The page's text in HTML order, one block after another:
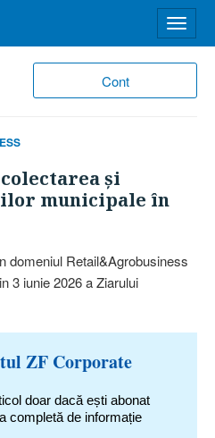
Cont
meniu
şi
municipale în
domeniul Retail&Agrobusiness
3 iunie 2026 a Ziarului
ZF Corporate
doar dacă ești abonat
completă de informație